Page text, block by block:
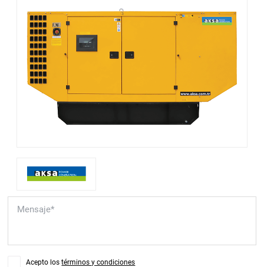
Acepto lostérminos y condiciones